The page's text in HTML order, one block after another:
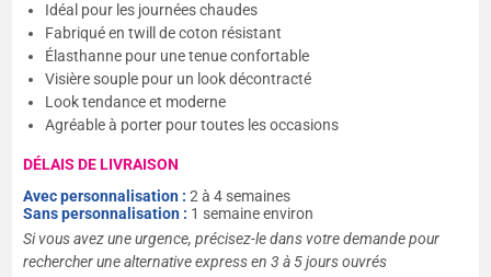
Idéal pour les journées chaudes
Fabriqué en twill de coton résistant
Élasthanne pour une tenue confortable
Visière souple pour un look décontracté
Look tendance et moderne
Agréable à porter pour toutes les occasions
DÉLAIS DE LIVRAISON
Avec personnalisation :2 à 4 semaines
Sans personnalisation : 1 semaine environ
Si vous avez une urgence, précisez-le dans votre demande pour
rechercher une alternative express en 3 à 5 jours ouvrés